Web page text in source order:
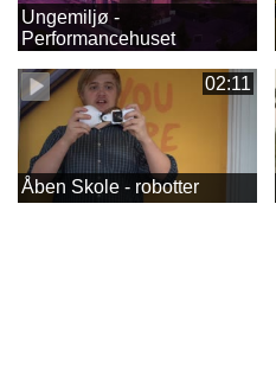
Ungemiljø -
Performancehuset
02:11
Åben Skole - robotter